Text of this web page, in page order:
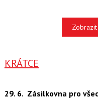
KRÁTCE
29. 6. Zásilkovna pro